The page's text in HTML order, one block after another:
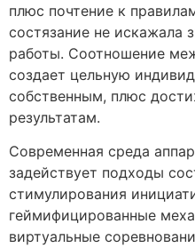
плюс почтение к
состязание не искажала
работы. Соотношение
создает цельную
собственным, плюс
результатам.
Современная среда
задействует подходы
стимулирования
геймифицированные
виртуальные